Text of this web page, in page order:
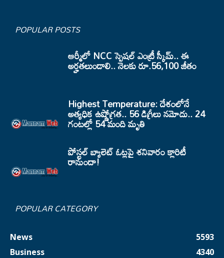
POPULAR POSTS
ఆర్మీలో NCC స్పెషల్ ఎంట్రీ స్కీమ్.. ఈ
అర్హతలుండాలి.. నెలకు రూ.56,100 జీతం
Highest Temperature: దేశంలోనే
అత్యధిక ఉష్ణోగ్రత.. 56 డిగ్రీలు నమోదు.. 24
గంటల్లో 54 మంది మృతి
పోస్టల్ బ్యాలెట్ ఓట్లపై శనివారం క్లారిటీ
రానుందా!
POPULAR CATEGORY
News
5593
Business
4340